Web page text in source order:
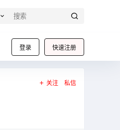
登录 快速注册
关注 私信